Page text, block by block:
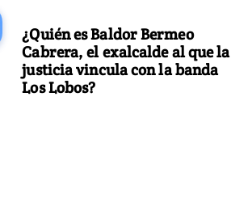
¿Quién es Baldor Bermeo
Cabrera, el exalcalde al que la
justicia vincula con la banda
Los Lobos?